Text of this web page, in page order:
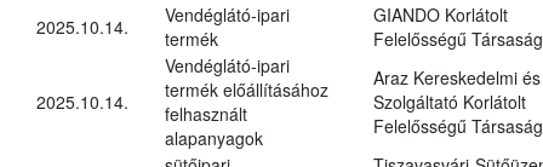
2025.10.14.
Vendéglátó-ipari
termék
GIANDO Korlátolt
Felelősségű Társaság
2025.10.14.
Vendéglátó-ipari
termék előállításához
felhasznált
alapanyagok
Araz Kereskedelmi és
Szolgáltató Korlátolt
Felelősségű Társaság